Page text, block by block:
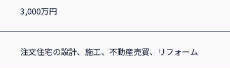
3,000万円
注文住宅の設計、施工、不動産売買、リフォーム